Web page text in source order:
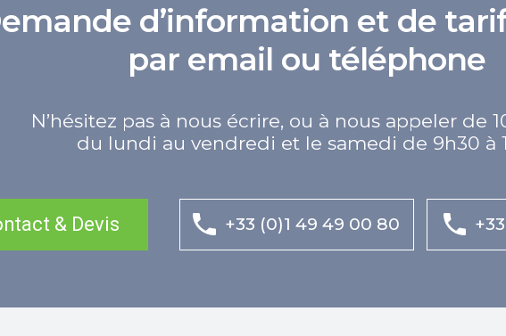
d’information et de
par email ou téléphone
N’hésitez pas à nous écrire, ou à nous appeler de
du lundi au vendredi et le samedi de 9h30 à
& Devis +33 (0)1 49 49 00 80